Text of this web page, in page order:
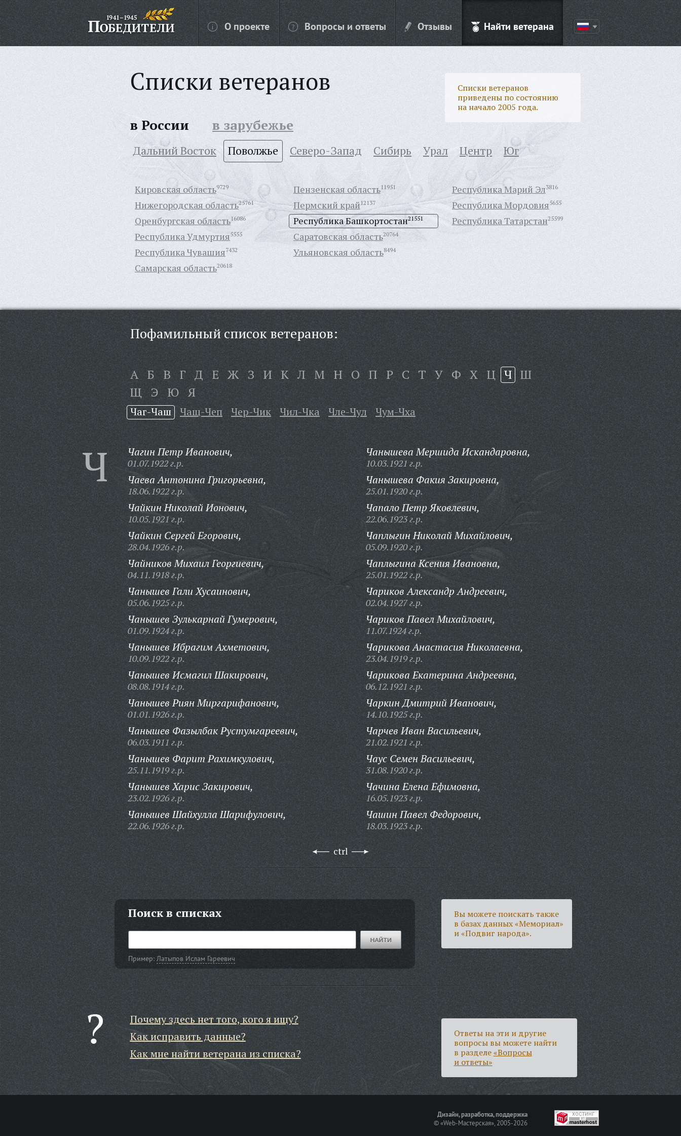
О проекте Вопросы и ответы Отзывы Найти ветерана
Списки ветеранов
Списки ветеранов
приведены по состоянию
на начало 2005 года.
в России в зарубежье
Дальний Восток Поволжье Северо-Запад Сибирь Урал Центр Юг
Кировская область9729
Нижегородская область25761
Оренбургская область16086
Пензенская область11951
Пермский край12137
Республика Башкортостан21551
Республика Марий Эл3816
Республика Мордовия5655
Республика Татарстан25599
Республика Удмуртия5555
Республика Чувашия7432
Самарская область20618
Саратовская область20764
Ульяновская область8494
Пофамильный список ветеранов:
А Б В Г Д Е Ж З И К Л М Н О П Р С Т У Ф Х Ц Ч Ш
Щ Э Ю Я
Чаг-Чаш Чащ-Чеп Чер-Чик Чил-Чка Чле-Чул Чум-Чха
Ч Чагин Петр Иванович,
01.07.1922 г.р.
Чаева Антонина Григорьевна,
18.06.1922 г.р.
Чайкин Николай Ионович,
10.05.1921 г.р.
Чайкин Сергей Егорович,
28.04.1926 г.р.
Чайников Михаил Георгиевич,
04.11.1918 г.р.
Чанышев Гали Хусаинович,
05.06.1925 г.р.
Чанышев Зулькарнай Гумерович,
01.09.1924 г.р.
Чанышев Ибрагим Ахметович,
10.09.1922 г.р.
Чанышев Исмагил Шакирович,
08.08.1914 г.р.
Чанышев Риян Миргарифанович,
01.01.1926 г.р.
Чанышев Фазылбак Рустумгареевич,
06.03.1911 г.р.
Чанышев Фарит Рахимкулович,
25.11.1919 г.р.
Чанышев Харис Закирович,
23.02.1926 г.р.
Чанышев Шайхулла Шарифулович,
22.06.1926 г.р.
Чанышева Мершида Искандаровна,
10.03.1921 г.р.
Чанышева Факия Закировна,
25.01.1920 г.р.
Чапало Петр Яковлевич,
22.06.1923 г.р.
Чаплыгин Николай Михайлович,
05.09.1920 г.р.
Чаплыгина Ксения Ивановна,
25.01.1922 г.р.
Чариков Александр Андреевич,
02.04.1927 г.р.
Чариков Павел Михайлович,
11.07.1924 г.р.
Чарикова Анастасия Николаевна,
23.04.1919 г.р.
Чарикова Екатерина Андреевна,
06.12.1921 г.р.
Чаркин Дмитрий Иванович,
14.10.1925 г.р.
Чарчев Иван Васильевич,
21.02.1921 г.р.
Чаус Семен Васильевич,
31.08.1920 г.р.
Чачина Елена Ефимовна,
16.05.1923 г.р.
Чашин Павел Федорович,
18.03.1923 г.р.
ctrl
Поиск в списках
Пример: Латыпов Ислам Гареевич
Вы можете поискать также
в базах данных «Мемориал»
и «Подвиг народа».
Почему здесь нет того, кого я ищу?
Как исправить данные?
Как мне найти ветерана из списка?
Ответы на эти и другие
вопросы вы можете найти
в разделе«Вопросы
и ответы»
Дизайн, разработка, поддержка
©«Web-Мастерская» , 2005-2026